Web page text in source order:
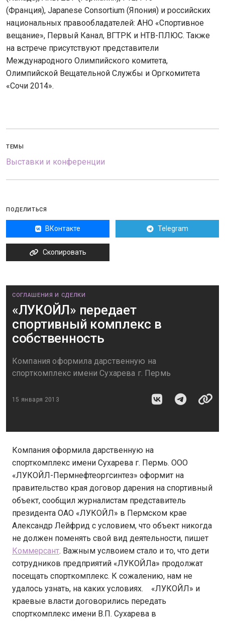
(Франция), Japanese Consortium (Япония) и российских
национальных правообладателей: АНО «Спортивное
вещание», Первый Канал, ВГТРК и НТВ-ПЛЮС. Также
на встрече присутствуют представители
Международного Олимпийского комитета,
Олимпийской Вещательной Службы и Оргкомитета
«Сочи 2014».
ТЕМЫ
Выставки и конференции
ПОДЕЛИТЬСЯ
ВКонтакте Telegram
Скопировать
СОГЛАШЕНИЯ И СДЕЛКИ
«ЛУКОЙЛ» передает
спортивный комплекс в
собственность
Компания оформила дарственную на
спорткомплекс имени Сухарева г. Пермь
15 января 2013
Компания оформила дарственную на
спорткомплекс имени Сухарева г. Пермь. ООО
«ЛУКОЙЛ-Пермнефтеоргсинтез» оформит на
правительство края договор дарения на спортивный
объект, сообщил журналистам представитель
президента ОАО «ЛУКОЙЛ» в Пермском крае
Александр Лейфрид с условием, что объект никогда
не должен поменять свой вид деятельности, пишет
Коммерсант. Важным услвоием стало и то, что дети
сотрудников предприятий «ЛУКОЙЛа» продолжат
посещать спорткомплекс. К сожалению, нам не
удалось узнать, на каких условиях. «ЛУКОЙЛ» и
краевые власти договорились передать
спорткомплекс имени В.П. Сухарева в